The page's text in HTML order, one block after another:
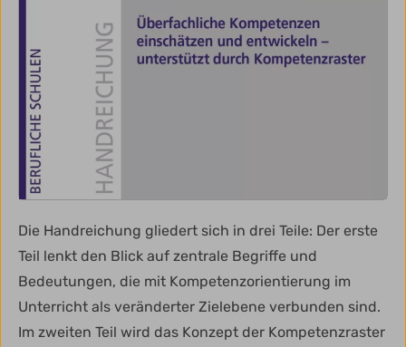
Die Handreichung gliedert sich in drei Teile: Der erste
Teil lenkt den Blick auf zentrale Begriffe und
Bedeutungen, die mit Kompetenzorientierung im
Unterricht als veränderter Zielebene verbunden sind.
Im zweiten Teil wird das Konzept der Kompetenzraster